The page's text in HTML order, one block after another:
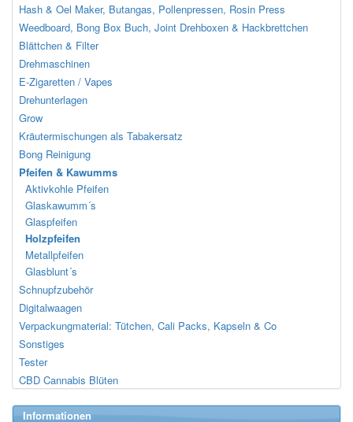
Hash & Oel Maker, Butangas, Pollenpressen, Rosin Press
Weedboard, Bong Box Buch, Joint Drehboxen & Hackbrettchen
Blättchen & Filter
Drehmaschinen
E-Zigaretten / Vapes
Drehunterlagen
Grow
Kräutermischungen als Tabakersatz
Bong Reinigung
Pfeifen & Kawumms
Aktivkohle Pfeifen
Glaskawumm´s
Glaspfeifen
Holzpfeifen
Metallpfeifen
Glasblunt´s
Schnupfzubehör
Digitalwaagen
Verpackungmaterial: Tütchen, Cali Packs, Kapseln & Co
Sonstiges
Tester
CBD Cannabis Blüten
Informationen